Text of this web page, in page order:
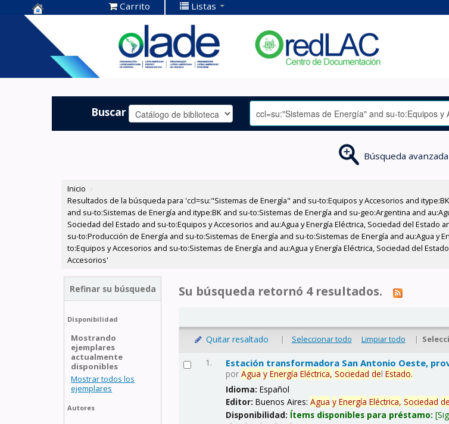
Centro de
Documentación
OLADE -
Carrito Listas
Buscar
Búsqueda avanzada
Inicio ›
Resultados de la búsqueda para 'ccl=su:"Sistemas de Energía" and su-to:Equipos y Accesorios and
and su-to:Sistemas de Energía and itype:BK and su-to:Sistemas de Energía and su-geo:Argentina and
Sociedad del Estado and su-to:Equipos y Accesorios and au:Agua y Energía Eléctrica, Sociedad del Estado
su-to:Producción de Energía and su-to:Sistemas de Energía and su-to:Sistemas de Energía and au:Agua y
to:Equipos y Accesorios and su-to:Sistemas de Energía and au:Agua y Energía Eléctrica, Sociedad del
Accesorios'
Refinar su búsqueda
Disponibilidad
Mostrando
ejemplares
actualmente
disponibles
Mostrar todos los
ejemplares
Autores
Su búsqueda retornó 4 resultados.
Quitar resaltado | Seleccionar todo Limpiar todo |
1. Estación transformadora San Antonio Oeste,
porAgua y Energía Eléctrica, Sociedad delEstado.
Idioma:Español
Editor:Buenos Aires:Agua y Energía Eléctrica, Sociedad
Disponibilidad: Ítems disponibles para préstamo: